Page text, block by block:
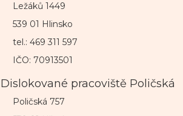
Ležáků 1449
539 01 Hlinsko
tel.: 469 311 597
IČO: 70913501
Dislokované pracoviště Poličská
Poličská 757